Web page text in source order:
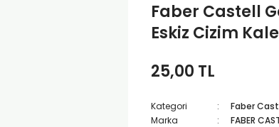
Faber Castell
Eskiz Cizim
25,00 TL
Kategori
Faber
Marka
FABER